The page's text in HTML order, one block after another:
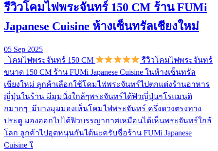
รีวิวโคมไฟพระจันทร์ 150 CM ร้าน FUMi
Japanese Cuisine ห้างเซ็นทรัลเชียงใหม่
05 Sep 2025
โคมไฟพระจันทร์ 150 CM
รีวิวโคมไฟพระจันทร์
ขนาด 150 CM ร้าน FUMi Japanese Cuisine ในห้างเซ็นทรัล
เชียงใหม่ ลูกค้าเลือกใช้โคมไฟพระจันทร์ไปตกแต่งร้านอาหาร
ญี่ปุ่นในร้าน มีมุมนั่งใกล้ๆพระจันทร์ได้ฟิวญี่ปุ่นๆโรแมนติ
กมากๆ มีบางมุมมองเห็นโคมไฟพระจันทร์ ครึ่งดวงตรงทาง
ประตู มองออกไปได้ฟิวบรรญากาศเหมือนได้เห็นพระจันทร์ใกล้
โลก ลูกค้าไปอุดหนุนกันได้นะครับชื่อร้าน FUMi Japanese
Cuisine ใ